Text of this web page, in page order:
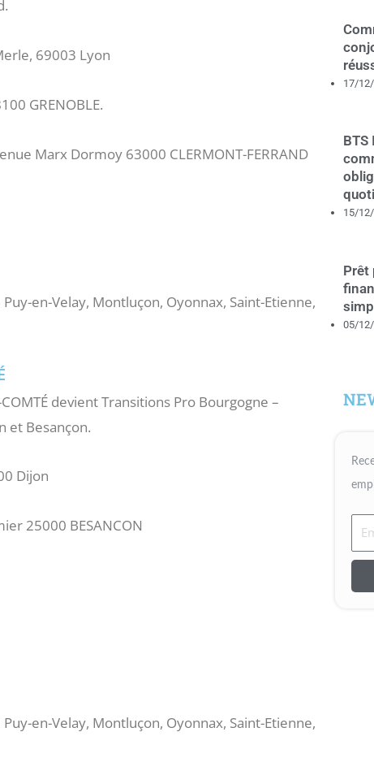
69003 Lyon
GRENOBLE.
Marx Dormoy 63000 CLERMONT-FERRAND
en-Velay, Montluçon, Oyonnax, Saint-Etienne,
devient Transitions Pro Bourgogne –
et Besançon.
Dijon
25000 BESANCON
en-Velay, Montluçon, Oyonnax, Saint-Etienne,
17/
15/
Prêt
05/